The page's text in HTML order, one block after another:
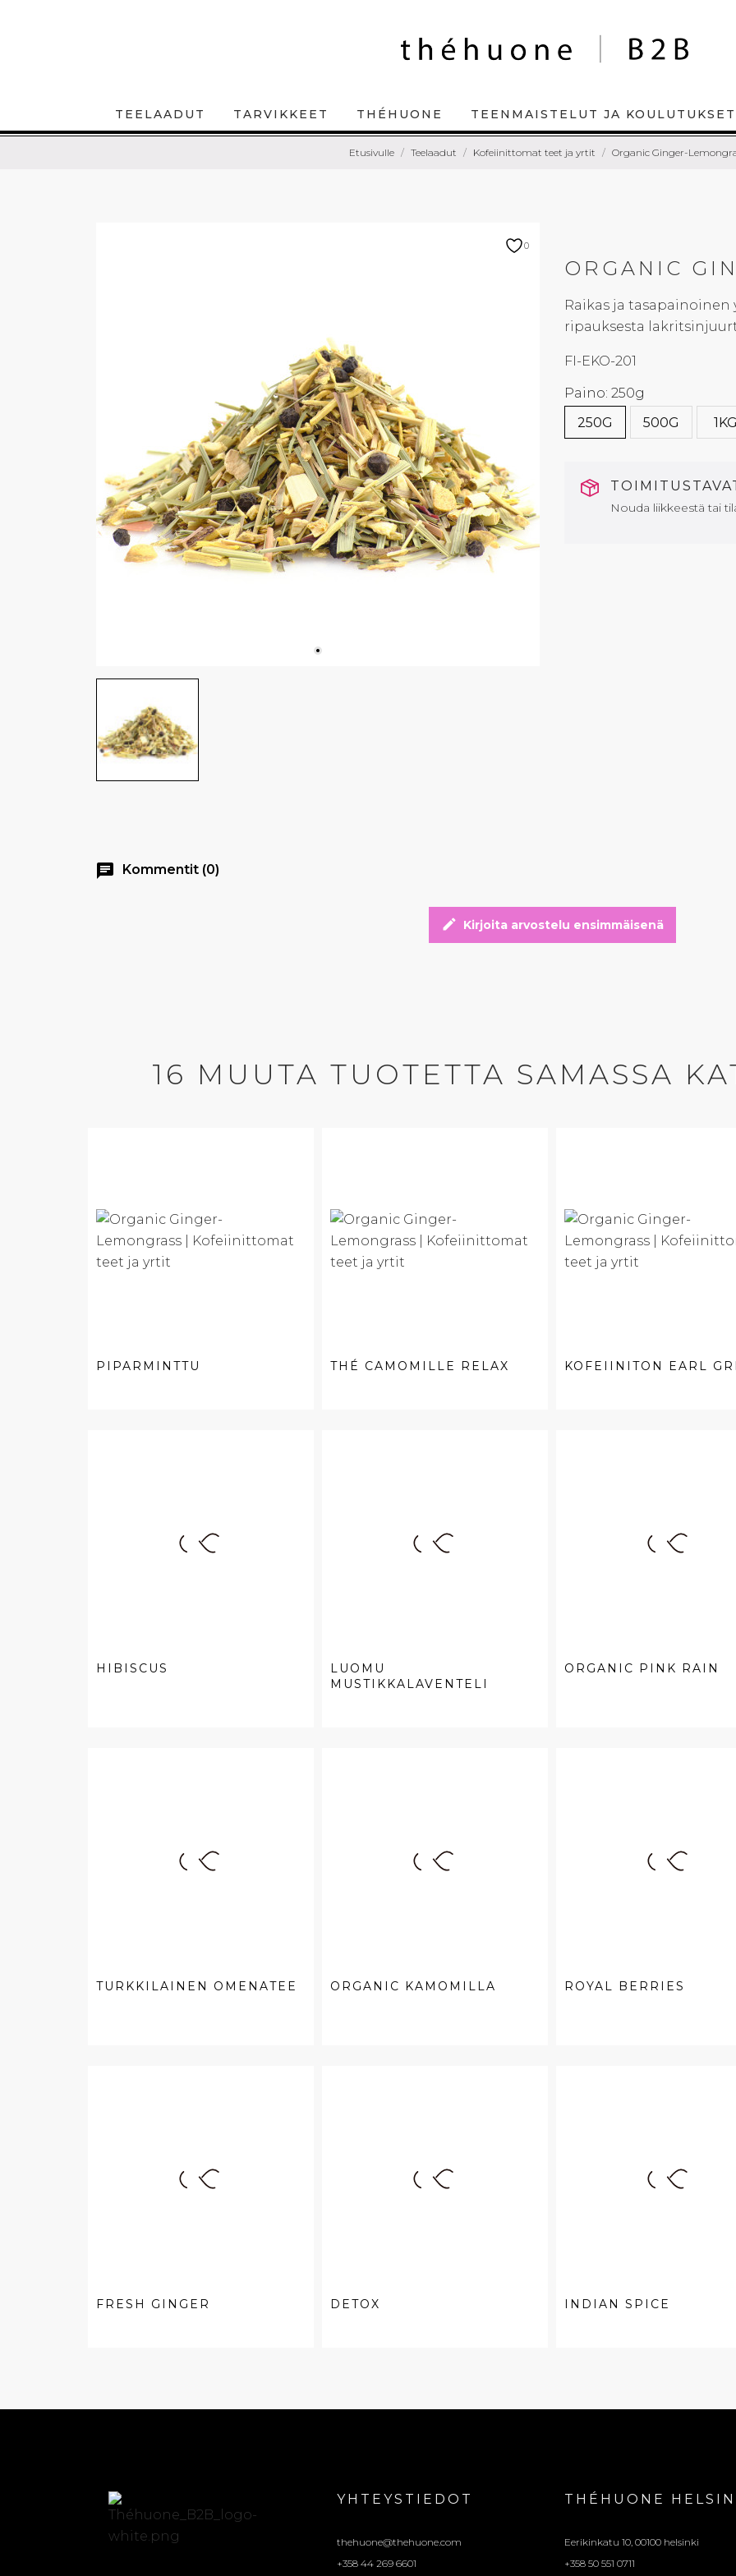
TEELAADUT TARVIKKEET THÉHUONE TEENMAISTELUT JA KOULUTUKSET
Etusivulle Teelaadut Kofeiinittomat teet ja yrtit Organic Ginger-
0
ORGANIC
Raikas ja
ripauksesta
FI-EKO-201
Paino: 250g
250G
500G 1KG
Nouda liikkeestä tai
chat Kommentit (0)
edit Kirjoita arvostelu ensimmäisenä
16 MUUTA TUOTETTA SAMASSA
PIPARMINTTU THÉ CAMOMILLE RELAX KOFEIINITON EARL
HIBISCUS
LUOMU
MUSTIKKALAVENTELI
ORGANIC PINK RAIN
TURKKILAINEN OMENATEE ORGANIC KAMOMILLA ROYAL BERRIES
FRESH GINGER DETOX INDIAN SPICE
YHTEYSTIEDOT
thehuone@thehuone.com
+358 44 269 6601
THÉHUONE
Eerikinkatu 10, 00100 helsinki
+358 50 551 0711